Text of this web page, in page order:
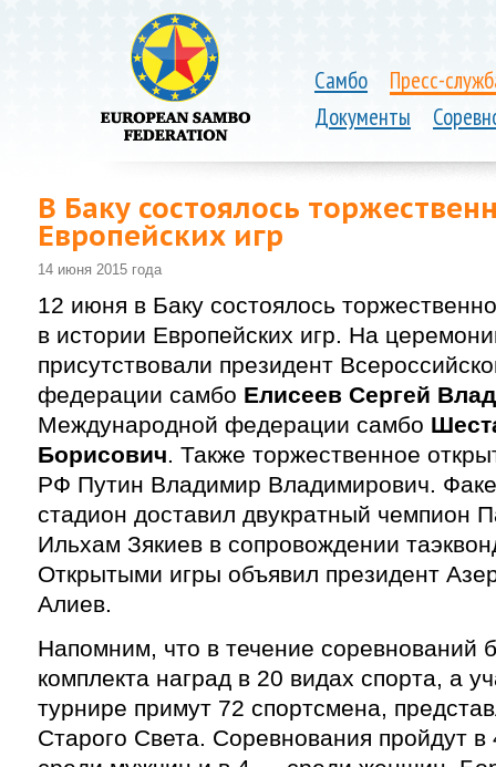
Самбо
Пресс-
Документы
В Баку состоялось
Европейских игр
14 июня 2015 года
12 июня в Баку состоялось
в истории Европейских игр. На
присутствовали президент
федерации самбо Елисеев Сергей
Международной федерации самбо
Борисович. Также торжественное
РФ Путин Владимир Владимирович.
стадион доставил двукратный чемпион
Ильхам Зякиев в сопровождении
Открытыми игры объявил президент
Алиев.
Напомним, что в течение соревнований
комплекта наград в 20 видах спорта, а
турнире примут 72 спортсмена,
Старого Света. Соревнования пройдут в